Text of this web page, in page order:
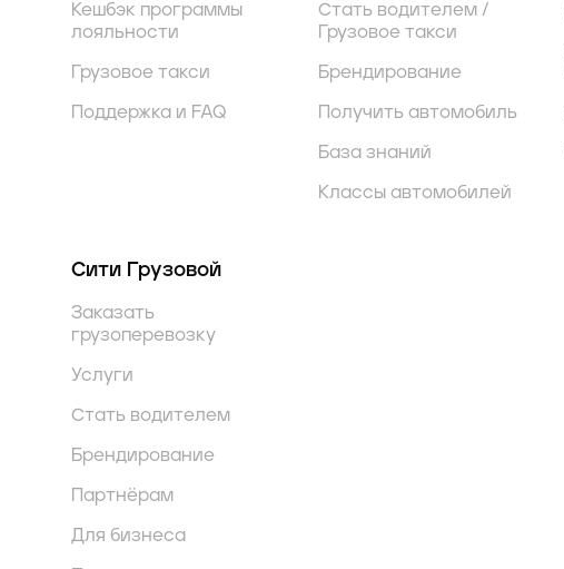
Кешбэк программы
лояльности
Грузовое такси
Поддержка и FAQ
Стать водителем /
Грузовое такси
Брендирование
Получить автомобиль
База знаний
Классы автомобилей
Сити Грузовой
Заказать
грузоперевозку
Услуги
Стать водителем
Брендирование
Партнёрам
Для бизнеса